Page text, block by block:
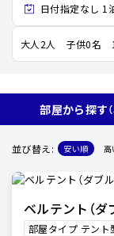
日付指定なし 1
大人2人 子供0名
部屋から探す
並び替え: 安い順 高
ベルテント（ダ
部屋タイプ テント